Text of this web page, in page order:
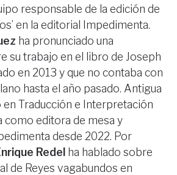
responsable de la edición de
en la editorial Impedimenta.
ha pronunciado una
su trabajo en el libro de Joseph
en 2013 y que no contaba con
hasta el año pasado. Antigua
en Traducción e Interpretación
como editora de mesa y
desde 2022. Por
Redel ha hablado sobre
de Reyes vagabundos en